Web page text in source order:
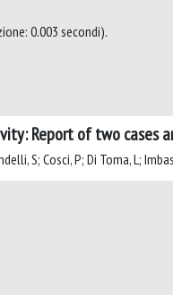
0.003 secondi).
Report of two cases
S; Cosci, P; Di Toma, L;